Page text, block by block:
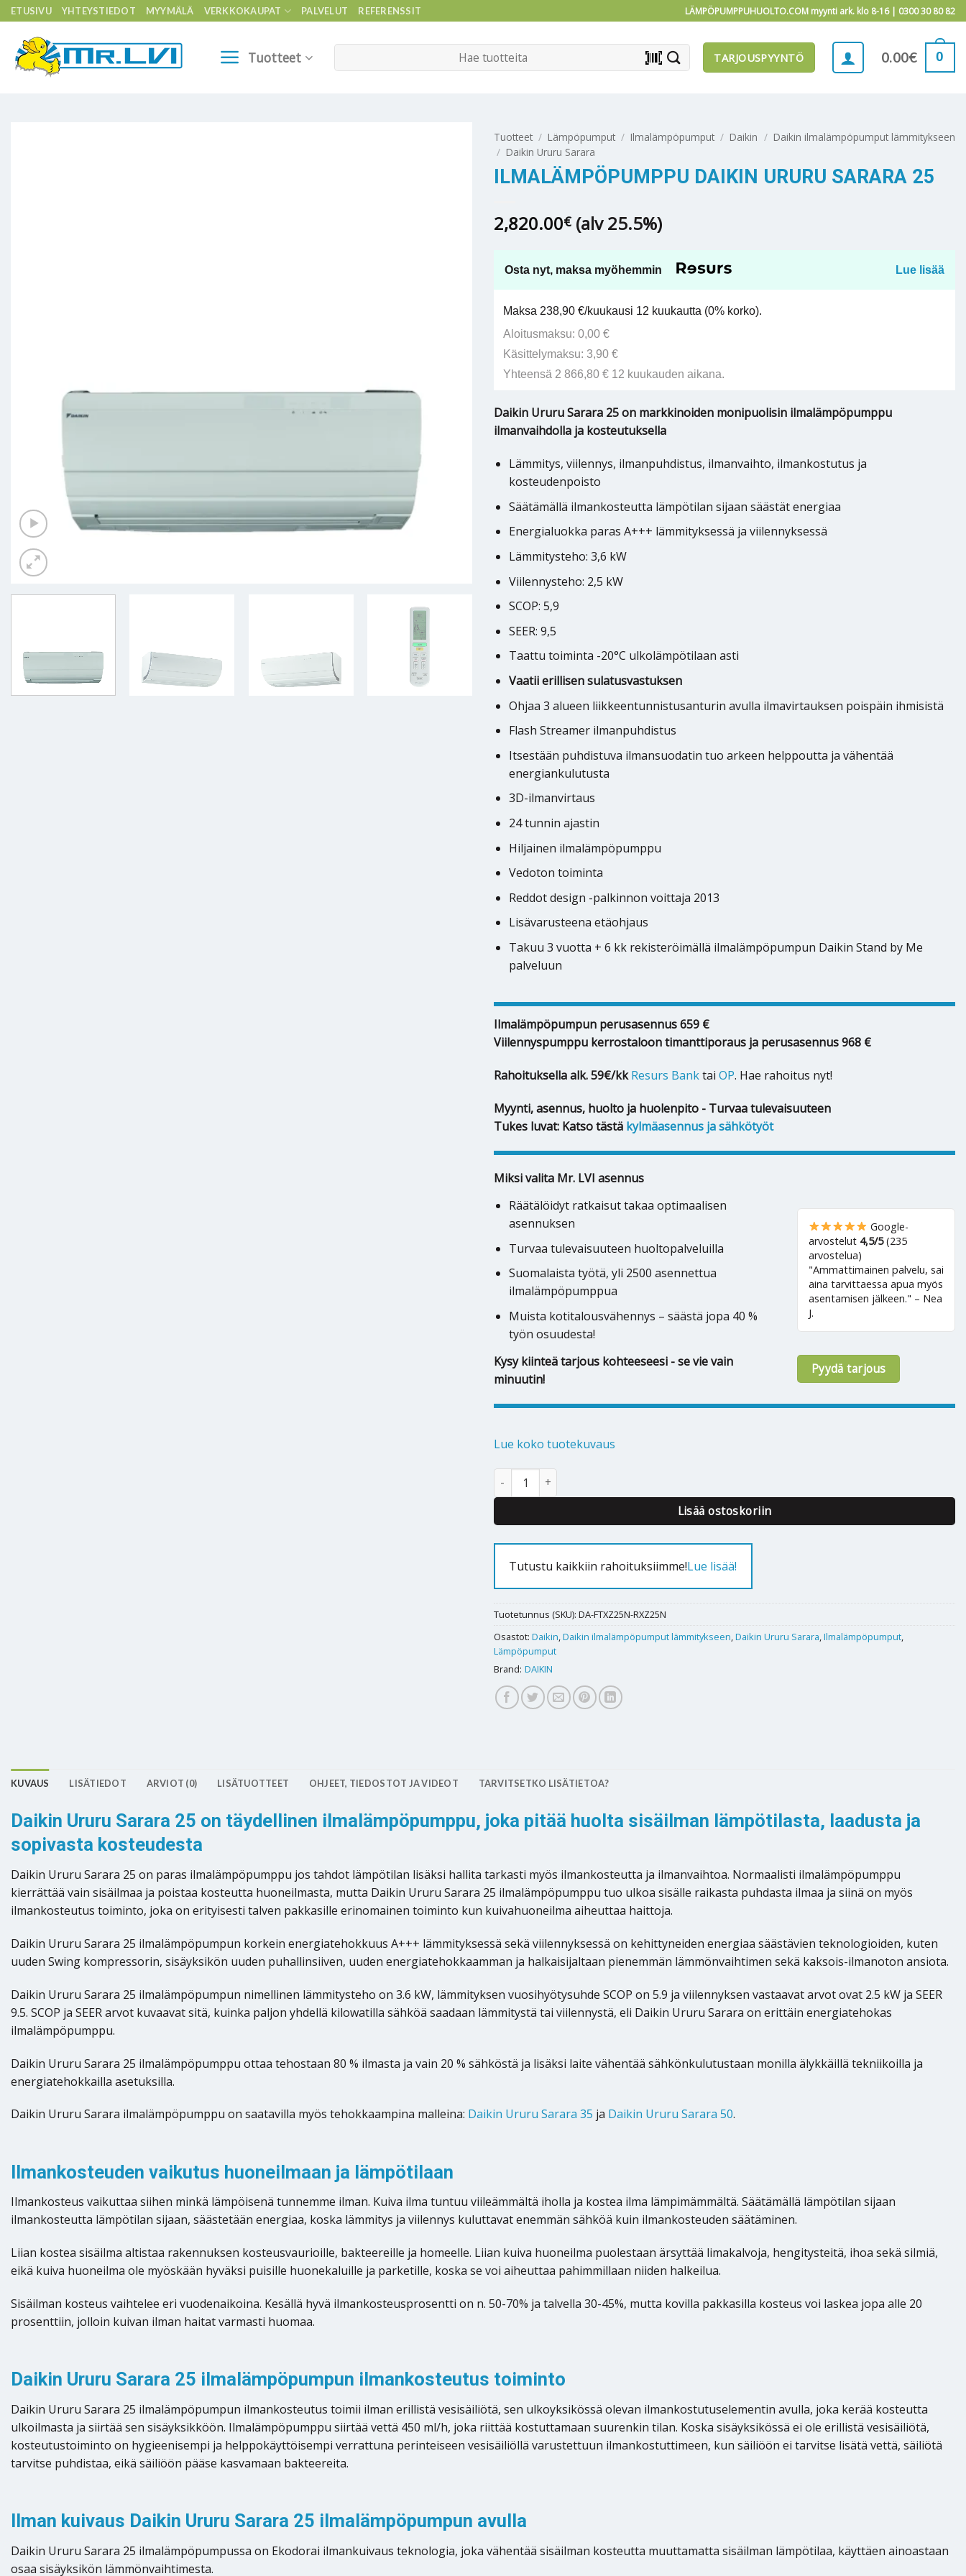
Skip
to
content
ETUSIVU YHTEYSTIEDOT MYYMÄLÄ VERKKOKAUPAT PALVELUT REFERENSSIT LÄMPÖPUMPPUHUOLTO.COM myynti ark. klo 8-16 | 0300 30 80 82
Tuotteet barcode_scanner TARJOUSPYYNTÖ 0.00€ 0
Tuotteet / Lämpöpumput / Ilmalämpöpumput / Daikin / Daikin ilmalämpöpumput lämmitykseen
/ Daikin Ururu Sarara
ILMALÄMPÖPUMPPU DAIKIN URURU SARARA 25
2,820.00€ (alv 25.5%)
Osta nyt, maksa myöhemmin Lue lisää
Maksa 238,90 €/kuukausi 12 kuukautta (0% korko).
Aloitusmaksu: 0,00 €
Käsittelymaksu: 3,90 €
Yhteensä 2 866,80 € 12 kuukauden aikana.
Daikin Ururu Sarara 25 on markkinoiden monipuolisin ilmalämpöpumppu
ilmanvaihdolla ja kosteutuksella
Lämmitys, viilennys, ilmanpuhdistus, ilmanvaihto, ilmankostutus ja
kosteudenpoisto
Säätämällä ilmankosteutta lämpötilan sijaan säästät energiaa
Energialuokka paras A+++ lämmityksessä ja viilennyksessä
Lämmitysteho: 3,6 kW
Viilennysteho: 2,5 kW
SCOP: 5,9
SEER: 9,5
Taattu toiminta -20°C ulkolämpötilaan asti
Vaatii erillisen sulatusvastuksen
Ohjaa 3 alueen liikkeentunnistusanturin avulla ilmavirtauksen poispäin ihmisistä
Flash Streamer ilmanpuhdistus
Itsestään puhdistuva ilmansuodatin tuo arkeen helppoutta ja vähentää
energiankulutusta
3D-ilmanvirtaus
24 tunnin ajastin
Hiljainen ilmalämpöpumppu
Vedoton toiminta
Reddot design -palkinnon voittaja 2013
Lisävarusteena etäohjaus
Takuu 3 vuotta + 6 kk rekisteröimällä ilmalämpöpumpun Daikin Stand by Me
palveluun
Ilmalämpöpumpun perusasennus 659 €
Viilennyspumppu kerrostaloon timanttiporaus ja perusasennus 968 €
Rahoituksella alk. 59€/kk Resurs Banktai OP. Hae rahoitus nyt!
Myynti, asennus, huolto ja huolenpito - Turvaa tulevaisuuteen
Tukes luvat: Katso tästä kylmäasennus ja sähkötyöt
Miksi valita Mr. LVI asennus
Räätälöidyt ratkaisut takaa optimaalisen
asennuksen
Turvaa tulevaisuuteen huoltopalveluilla
Suomalaista työtä, yli 2500 asennettua
ilmalämpöpumppua
Muista kotitalousvähennys – säästä jopa 40 %
työn osuudesta!
Kysy kiinteä tarjous kohteeseesi - se vie vain
minuutin!
Google-
arvostelut 4,5/5(235
arvostelua)
"Ammattimainen palvelu, sai
aina tarvittaessa apua myös
asentamisen jälkeen." – Nea
J.
Pyydä tarjous
Lue koko tuotekuvaus
Ilmalämpöpumppu Daikin Ururu Sarara 25 määrä
Lisää ostoskoriin
Alternative:
Tutustu kaikkiin rahoituksiimme!Lue lisää!
Tuotetunnus (SKU): DA-FTXZ25N-RXZ25N
Osastot: Daikin,Daikin ilmalämpöpumput lämmitykseen,Daikin Ururu Sarara,Ilmalämpöpumput,
Lämpöpumput
Brand: DAIKIN
KUVAUS LISÄTIEDOT ARVIOT (0) LISÄTUOTTEET OHJEET, TIEDOSTOT JA VIDEOT TARVITSETKO LISÄTIETOA?
Daikin Ururu Sarara 25 on täydellinen ilmalämpöpumppu, joka pitää huolta sisäilman lämpötilasta, laadusta ja
sopivasta kosteudesta
Daikin Ururu Sarara 25 on paras ilmalämpöpumppu jos tahdot lämpötilan lisäksi hallita tarkasti myös ilmankosteutta ja ilmanvaihtoa. Normaalisti ilmalämpöpumppu
kierrättää vain sisäilmaa ja poistaa kosteutta huoneilmasta, mutta Daikin Ururu Sarara 25 ilmalämpöpumppu tuo ulkoa sisälle raikasta puhdasta ilmaa ja siinä on myös
ilmankosteutus toiminto, joka on erityisesti talven pakkasille erinomainen toiminto kun kuivahuoneilma aiheuttaa haittoja.
Daikin Ururu Sarara 25 ilmalämpöpumpun korkein energiatehokkuus A+++ lämmityksessä sekä viilennyksessä on kehittyneiden energiaa säästävien teknologioiden, kuten
uuden Swing kompressorin, sisäyksikön uuden puhallinsiiven, uuden energiatehokkaamman ja halkaisijaltaan pienemmän lämmönvaihtimen sekä kaksois-ilmanoton ansiota.
Daikin Ururu Sarara 25 ilmalämpöpumpun nimellinen lämmitysteho on 3.6 kW, lämmityksen vuosihyötysuhde SCOP on 5.9 ja viilennyksen vastaavat arvot ovat 2.5 kW ja SEER
9.5. SCOP ja SEER arvot kuvaavat sitä, kuinka paljon yhdellä kilowatilla sähköä saadaan lämmitystä tai viilennystä, eli Daikin Ururu Sarara on erittäin energiatehokas
ilmalämpöpumppu.
Daikin Ururu Sarara 25 ilmalämpöpumppu ottaa tehostaan 80 % ilmasta ja vain 20 % sähköstä ja lisäksi laite vähentää sähkönkulutustaan monilla älykkäillä tekniikoilla ja
energiatehokkailla asetuksilla.
Daikin Ururu Sarara ilmalämpöpumppu on saatavilla myös tehokkaampina malleina: Daikin Ururu Sarara 35 ja Daikin Ururu Sarara 50.
Ilmankosteuden vaikutus huoneilmaan ja lämpötilaan
Ilmankosteus vaikuttaa siihen minkä lämpöisenä tunnemme ilman. Kuiva ilma tuntuu viileämmältä iholla ja kostea ilma lämpimämmältä. Säätämällä lämpötilan sijaan
ilmankosteutta lämpötilan sijaan, säästetään energiaa, koska lämmitys ja viilennys kuluttavat enemmän sähköä kuin ilmankosteuden säätäminen.
Liian kostea sisäilma altistaa rakennuksen kosteusvaurioille, bakteereille ja homeelle. Liian kuiva huoneilma puolestaan ärsyttää limakalvoja, hengitysteitä, ihoa sekä silmiä,
eikä kuiva huoneilma ole myöskään hyväksi puisille huonekaluille ja parketille, koska se voi aiheuttaa pahimmillaan niiden halkeilua.
Sisäilman kosteus vaihtelee eri vuodenaikoina. Kesällä hyvä ilmankosteusprosentti on n. 50-70% ja talvella 30-45%, mutta kovilla pakkasilla kosteus voi laskea jopa alle 20
prosenttiin, jolloin kuivan ilman haitat varmasti huomaa.
Daikin Ururu Sarara 25 ilmalämpöpumpun ilmankosteutus toiminto
Daikin Ururu Sarara 25 ilmalämpöpumpun ilmankosteutus toimii ilman erillistä vesisäiliötä, sen ulkoyksikössä olevan ilmankostutuselementin avulla, joka kerää kosteutta
ulkoilmasta ja siirtää sen sisäyksikköön. Ilmalämpöpumppu siirtää vettä 450 ml/h, joka riittää kostuttamaan suurenkin tilan. Koska sisäyksikössä ei ole erillistä vesisäiliötä,
kosteutustoiminto on hygieenisempi ja helppokäyttöisempi verrattuna perinteiseen vesisäiliöllä varustettuun ilmankostuttimeen, kun säiliöön ei tarvitse lisätä vettä, säiliötä
tarvitse puhdistaa, eikä säiliöön pääse kasvamaan bakteereita.
Ilman kuivaus Daikin Ururu Sarara 25 ilmalämpöpumpun avulla
Daikin Ururu Sarara 25 ilmalämpöpumpussa on Ekodorai ilmankuivaus teknologia, joka vähentää sisäilman kosteutta muuttamatta sisäilman lämpötilaa, käyttäen ainoastaan
osaa sisäyksikön lämmönvaihtimesta.